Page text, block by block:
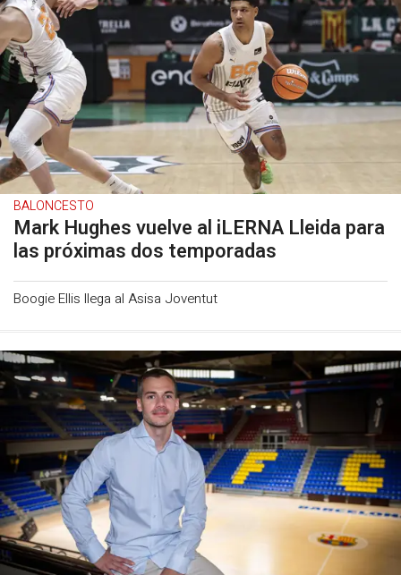
BALONCESTO
Mark Hughes vuelve al iLERNA Lleida para
las próximas dos temporadas
Boogie Ellis llega al Asisa Joventut